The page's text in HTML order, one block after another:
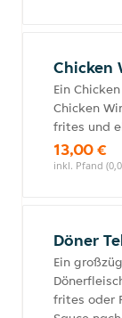
Chicken
Ein
Chicken
frites und
13,00 €
inkl. Pfand
Döner
Ein
frites oder